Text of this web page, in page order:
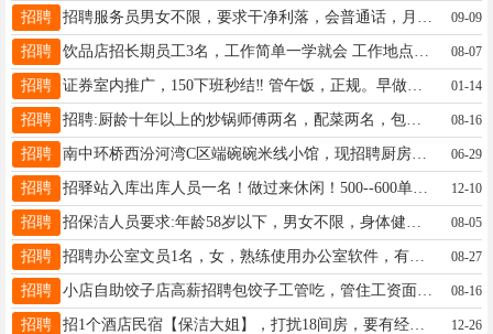
招聘 09-09
招聘 08-07
招聘 证券室内推广，150下班秒结‼️ 管午饭，正规。早做完早下班 做过的可以推荐朋友过来有???? 01-14
招聘 招聘:厨龄十年以上的炒锅师傅两名，配菜两名，包饺子工一名，刷碗一名，高级服务员十名电话13273688789冯师傅 08-16
招聘 南中环桥西汾河湾C区端碗碗米线小馆，现招聘厨房小工，工资4500元，联系电话：13935116671 06-29
招聘 招驿站入库出库人员一名！做过来休闲！500--600单货！轻松活！一月3000元电话！19135223430 12-10
招聘 08-05
招聘 招聘办公室文员1名，女，熟练使用办公室软件，有仓库管理经验优先考虑。 上班时间：早8:00，晚5:30，月休6天。 联系电话：15635135238 联系人：李女士 地址：东峰路唐久物流院内（面包工厂） 08-27
招聘 08-16
招聘 招1个酒店民宿【保洁大姐】，打扰18间房，要有经验的，干过酒店或者民宿保洁的。 50周岁以内。综薪5000~6000地址:华润昆仑御 联系电话:15235676588王经理 12-26